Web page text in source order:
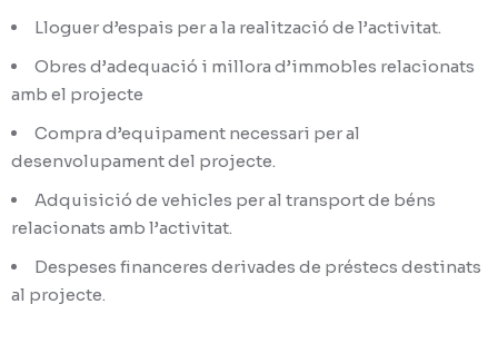
Lloguer d’espais per a la realització de l’activitat.
Obres d’adequació i millora d’immobles relacionats
amb el projecte
Compra d’equipament necessari per al
desenvolupament del projecte.
Adquisició de vehicles per al transport de béns
relacionats amb l’activitat.
Despeses financeres derivades de préstecs destinats
al projecte.